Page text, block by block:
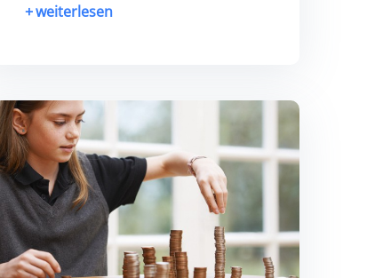
weiterlesen